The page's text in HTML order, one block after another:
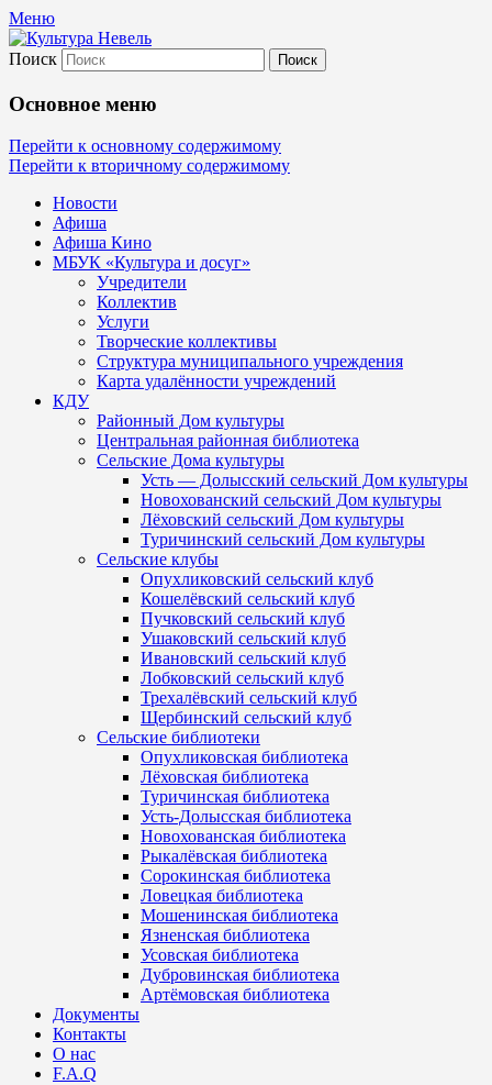
Меню
Культура Невель
МБУК Невельского района "Культура
и досуг"
Поиск
Основное меню
Перейти к основному содержимому
Перейти к вторичному содержимому
Новости
Афиша
Афиша Кино
МБУК «Культура и досуг»
Учредители
Коллектив
Услуги
Творческие коллективы
Структура муниципального учреждения
Карта удалённости учреждений
КДУ
Районный Дом культуры
Центральная районная библиотека
Сельские Дома культуры
Усть — Долысский сельский Дом культуры
Новохованский сельский Дом культуры
Лёховский сельский Дом культуры
Туричинский сельский Дом культуры
Сельские клубы
Опухликовский сельский клуб
Кошелёвский сельский клуб
Пучковский сельский клуб
Ушаковский сельский клуб
Ивановский сельский клуб
Лобковский сельский клуб
Трехалёвский сельский клуб
Щербинский сельский клуб
Сельские библиотеки
Опухликовская библиотека
Лёховская библиотека
Туричинская библиотека
Усть-Долысская библиотека
Новохованская библиотека
Рыкалёвская библиотека
Сорокинская библиотека
Ловецкая библиотека
Мошенинская библиотека
Язненская библиотека
Усовская библиотека
Дубровинская библиотека
Артёмовская библиотека
Документы
Контакты
О нас
F.A.Q